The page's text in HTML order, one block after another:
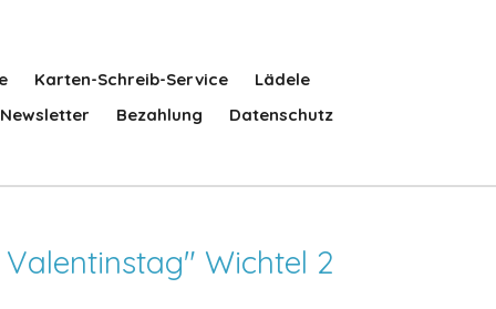
Karten-Schreib-Service
Lädele
Newsletter Bezahlung Datenschutz
Wichtel 2